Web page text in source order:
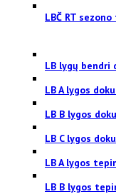
LBČ RT
LB lygų bendri
LB A lygos
LB B lygos
LB C lygos
LB A lygos
LB B lygos